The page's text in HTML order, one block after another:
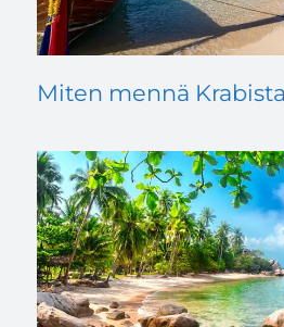
Miten mennä